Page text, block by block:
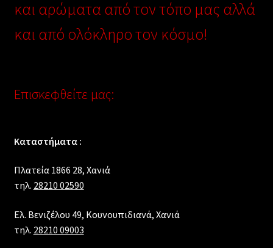
και αρώματα από τον τόπο μας αλλά
και από ολόκληρο τον κόσμο!
Επισκεφθείτε μας:
Καταστήματα :
Πλατεία 1866 28, Xανιά
τηλ. 28210 02590
Ελ. Βενιζέλου 49, Κουνουπιδιανά, Χανιά
τηλ. 28210 09003